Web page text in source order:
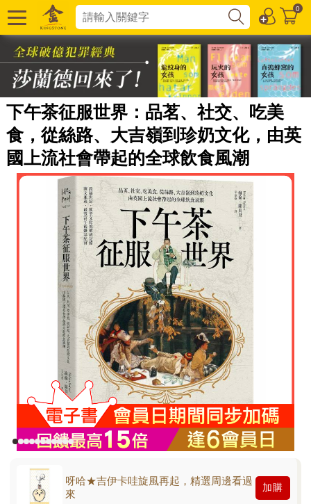
0
下午茶征服世界：品茗、社交、吃美
食，從絲路、大吉嶺到珍奶文化，由英
國上流社會帶起的全球飲食風潮
呀哈★吉伊卡哇旋風再起，精選周邊看過
來
加購